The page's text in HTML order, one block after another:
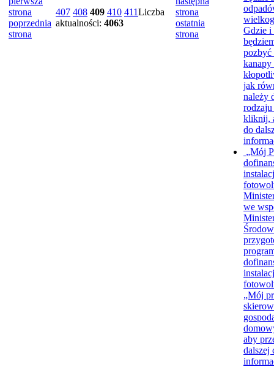
strona
poprzednia
strona
407 408 409 410 411Liczba
aktualności: 4063
strona
ostatnia
strona
Gdzie i
pozbyć
kanapy
jak
należy
kliknij,
do
„Mój
we
„Mój
aby
dalszej